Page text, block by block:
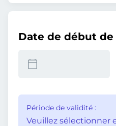
Date de début
Période de validité :
Veuillez sélectionner